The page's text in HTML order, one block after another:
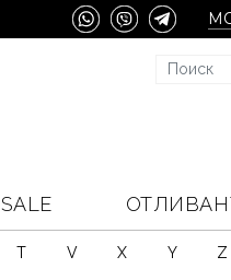
SALE
T V X Y Z